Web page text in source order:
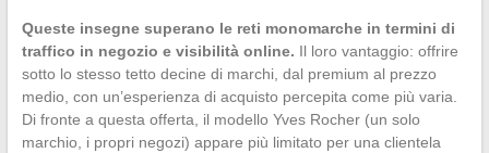
Queste insegne superano le reti monomarche in termini di
traffico in negozio e visibilità online. Il loro vantaggio: offrire
sotto lo stesso tetto decine di marchi, dal premium al prezzo
medio, con un’esperienza di acquisto percepita come più varia.
Di fronte a questa offerta, il modello Yves Rocher (un solo
marchio, i propri negozi) appare più limitato per una clientela